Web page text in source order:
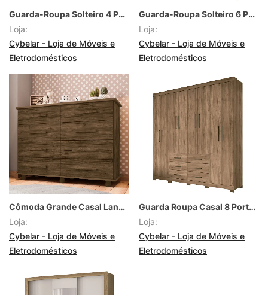
Guarda-Roupa Solteiro 4 Portas 3 Gavetas com Espelho Capri Freijo/Cinza
Loja:
Cybelar - Loja de Móveis e
Eletrodomésticos
Guarda-Roupa Solteiro 6 Portas 2 Gavetas Araplac Belize Freijo Carbono
Loja:
Cybelar - Loja de Móveis e
Eletrodomésticos
Cômoda Grande Casal Lanza Paris
Loja:
Cybelar - Loja de Móveis e
Eletrodomésticos
Guarda Roupa Casal 8 Portas 6 Gavetas Ele/Ela Liverpol Santos Andirá
Loja:
Cybelar - Loja de Móveis e
Eletrodomésticos